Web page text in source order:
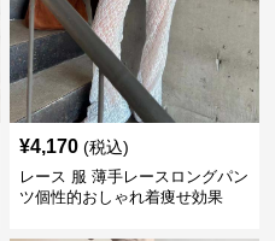
¥4,170 (税込)
レース 服 薄手レースロングパン
ツ個性的おしゃれ着痩せ効果